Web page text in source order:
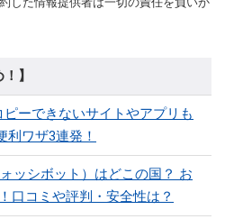
】
ピーできないサイトやアプリも
利ワザ3連発！
ォッシボット）はどこの国？ お
口コミや評判・安全性は？